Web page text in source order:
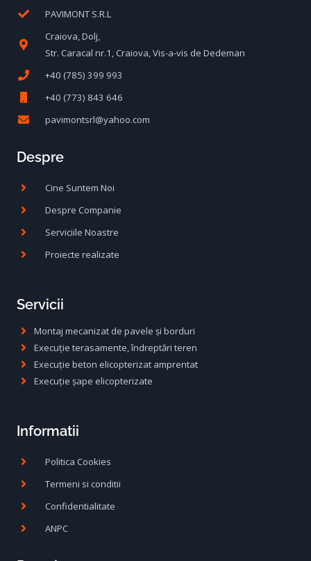
PAVIMONT S.R.L
Craiova, Dolj,
Str. Caracal nr.1, Craiova, Vis-a-vis de Dedeman
+40 (785) 399 993
+40 (773) 843 646
pavimontsrl@yahoo.com
Despre
Cine Suntem Noi
Despre Companie
Serviciile Noastre
Proiecte realizate
Servicii
Montaj mecanizat de pavele și borduri
Execuție terasamente, îndreptări teren
Execuție beton elicopterizat amprentat
Execuție șape elicopterizate
Informatii
Politica Cookies
Termeni si conditii
Confidentialitate
ANPC